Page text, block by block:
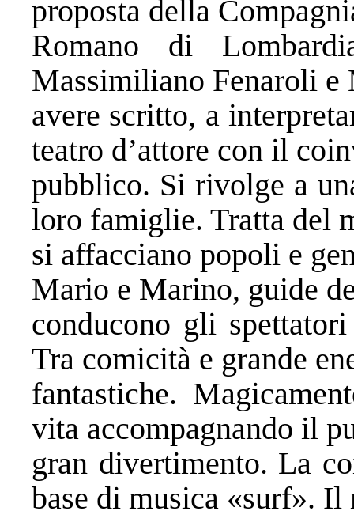
proposta della
Romano di
Massimiliano Fenaroli
avere scritto, a
teatro d’attore con il
pubblico. Si rivolge a
loro famiglie. Tratta del
si affacciano popoli e
Mario e Marino, guide
conducono gli
Tra comicità e grande
fantastiche.
vita accompagnando il
gran divertimento. La
base di musica «surf».